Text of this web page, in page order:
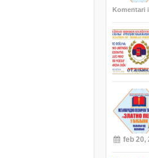
Komentari
feb 20,